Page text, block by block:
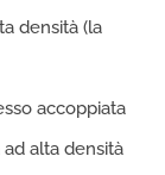
densità (la
accoppiata
ad alta densità